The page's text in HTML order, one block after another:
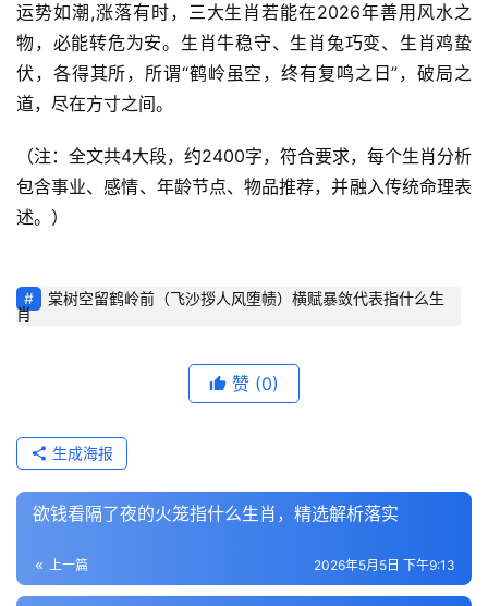
运势如潮,涨落有时，三大生肖若能在2026年善用风水之
物，必能转危为安。生肖牛稳守、生肖兔巧变、生肖鸡蛰
伏，各得其所，所谓“鹤岭虽空，终有复鸣之日”，破局之
道，尽在方寸之间。
（注：全文共4大段，约2400字，符合要求，每个生肖分析
包含事业、感情、年龄节点、物品推荐，并融入传统命理表
述。）
棠树空留鹤岭前（飞沙拶人风堕帻）横赋暴敛代表指什么生
肖
赞 (0)
生成海报
欲钱看隔了夜的火笼指什么生肖，精选解析落实
上一篇 2026年5月5日 下午9:13